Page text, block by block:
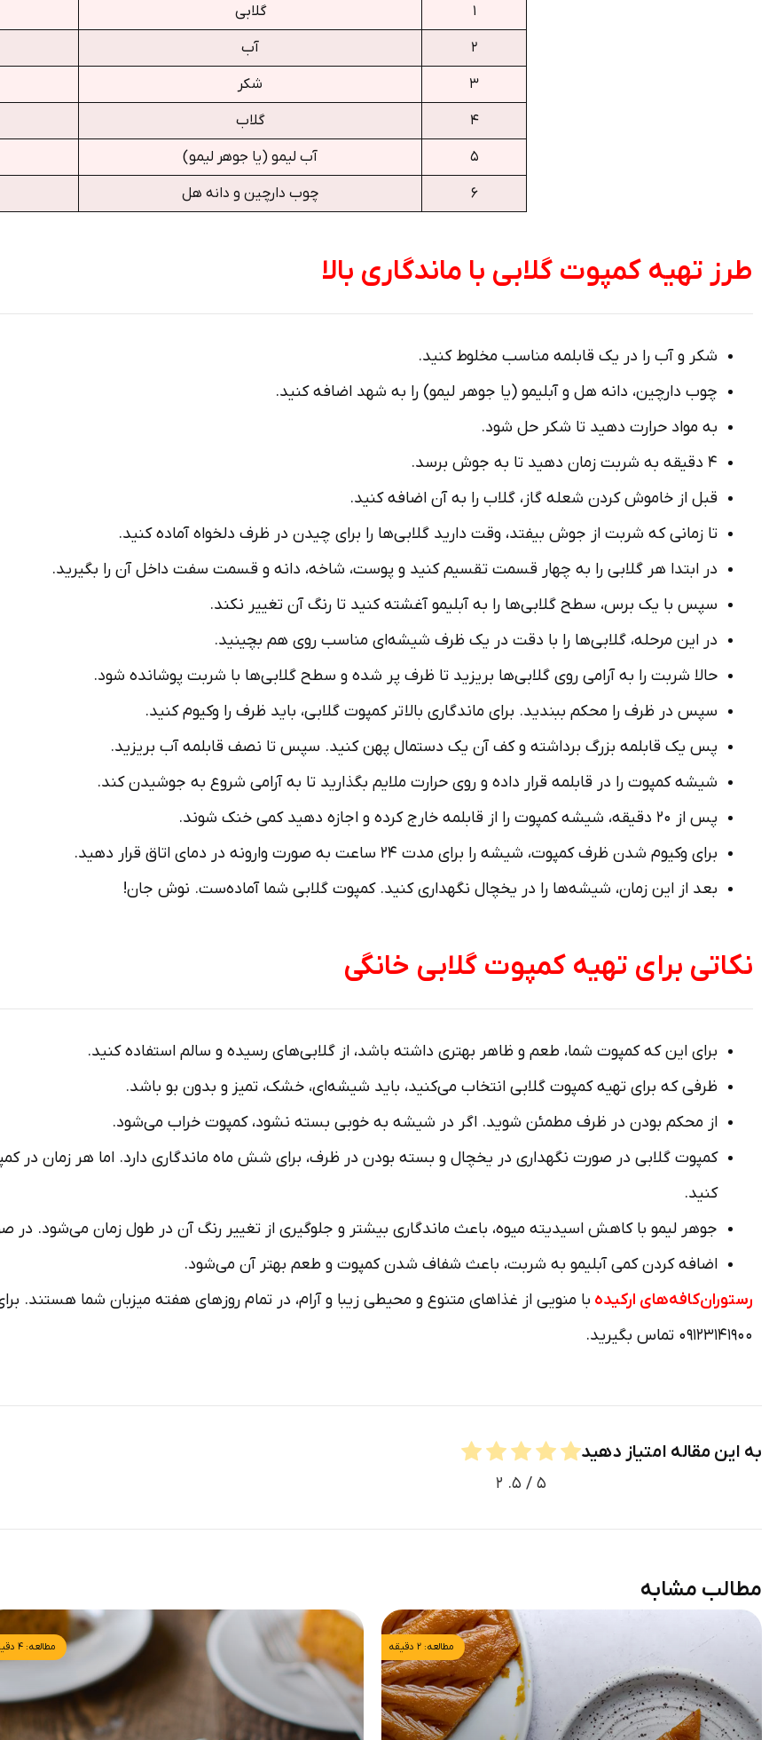
۱
گلابی
۲
آب
۳
شکر
۴
گلاب
۵
آب لیمو (یا جوهر لیمو)
۶
چوب دارچین و دانه هل
طرز تهیه کمپوت گلابی با ماندگاری بالا
شکر و آب را در یک قابلمه مناسب مخلوط کنید.
چوب دارچین، دانه هل و آبلیمو (یا جوهر لیمو) را به شهد اضافه کنید.
به مواد حرارت دهید تا شکر حل شود.
۴ دقیقه به شربت زمان دهید تا به جوش برسد.
قبل از خاموش کردن شعله گاز، گلاب را به آن اضافه کنید.
تا زمانی که شربت از جوش بیفتد، وقت دارید گلابی‌ها را برای چیدن در ظرف دلخواه آماده کنید.
در ابتدا هر گلابی را به چهار قسمت تقسیم کنید و پوست، شاخه، دانه و قسمت سفت داخل آن را بگیرید.
سپس با یک برس، سطح گلابی‌ها را به آبلیمو آغشته کنید تا رنگ آن تغییر نکند.
در این مرحله، گلابی‌ها را با دقت در یک ظرف شیشه‌ای مناسب روی هم بچینید.
حالا شربت را به آرامی روی گلابی‌ها بریزید تا ظرف پر شده و سطح گلابی‌ها با شربت پوشانده شود.
سپس در ظرف را محکم ببندید. برای ماندگاری بالاتر کمپوت گلابی، باید ظرف را وکیوم کنید.
پس یک قابلمه بزرگ برداشته و کف آن یک دستمال پهن کنید. سپس تا نصف قابلمه آب بریزید.
شیشه کمپوت را در قابلمه قرار داده و روی حرارت ملایم بگذارید تا به آرامی شروع به جوشیدن کند.
پس از ۲۰ دقیقه، شیشه کمپوت را از قابلمه خارج کرده و اجازه دهید کمی خنک شوند.
برای وکیوم شدن ظرف کمپوت، شیشه را برای مدت ۲۴ ساعت به صورت وارونه در دمای اتاق قرار دهید.
بعد از این زمان، شیشه‌ها را در یخچال نگهداری کنید. کمپوت گلابی شما آماده‌ست. نوش جان!
نکاتی برای تهیه کمپوت گلابی خانگی
برای این که کمپوت شما، طعم و ظاهر بهتری داشته باشد، از گلابی‌های رسیده و سالم استفاده کنید.
ظرفی که برای تهیه کمپوت گلابی انتخاب می‌کنید، باید شیشه‌ای، خشک، تمیز و بدون بو باشد.
از محکم بودن در ظرف مطمئن شوید. اگر در شیشه به خوبی بسته نشود، کمپوت خراب می‌شود.
کمپوت گلابی در صورت نگهداری در یخچال و بسته بودن در ظرف، برای شش ماه ماندگاری دارد. اما هر زمان در
کنید.
جوهر لیمو با کاهش اسیدیته میوه، باعث ماندگاری بیشتر و جلوگیری از تغییر رنگ آن در طول زمان می‌شود. در
اضافه کردن کمی آبلیمو به شربت، باعث شفاف شدن کمپوت و طعم بهتر آن می‌شود.
رستوران‌کافه‌های ارکیده با منویی از غذاهای متنوع و محیطی زیبا و آرام، در تمام روزهای هفته میزبان شما هستند.
۰۹۱۲۳۱۴۱۹۰۰ تماس بگیرید.
به این مقاله امتیاز دهید
۵ / ۵. ۲
مطالب مشابه
مطالعه: ۲ دقیقه مطالعه: ۴ دقیقه